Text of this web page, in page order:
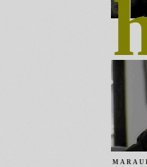
M A R A